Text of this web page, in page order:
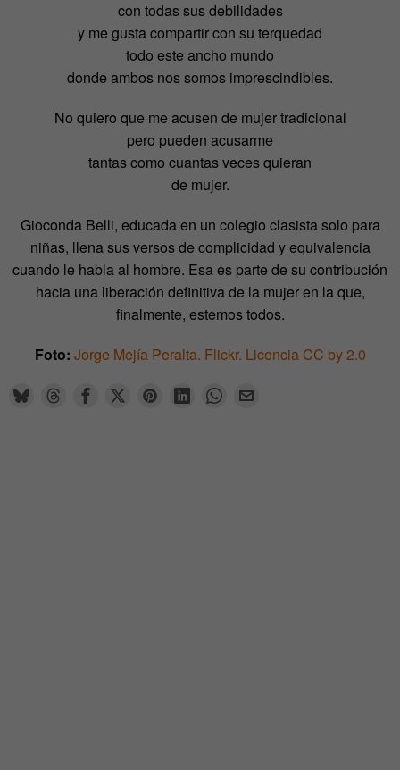
con todas sus debilidades
y me gusta compartir con su terquedad
todo este ancho mundo
donde ambos nos somos imprescindibles.
No quiero que me acusen de mujer tradicional
pero pueden acusarme
tantas como cuantas veces quieran
de mujer.
Gioconda Belli, educada en un colegio clasista solo para
niñas, llena sus versos de complicidad y equivalencia
cuando le habla al hombre. Esa es parte de su contribución
hacia una liberación definitiva de la mujer en la que,
finalmente, estemos todos.
Foto: Jorge Mejía Peralta. Flickr. Licencia CC by 2.0